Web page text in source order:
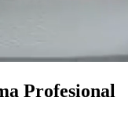
Profesional